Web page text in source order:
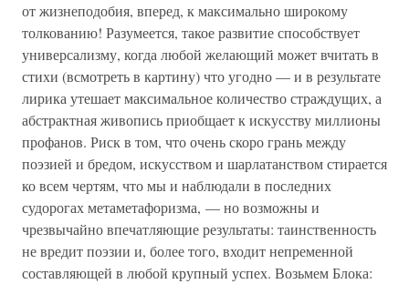
от жизнеподобия, вперед, к максимально широкому
толкованию! Разумеется, такое развитие способствует
универсализму, когда любой желающий может вчитать в
стихи (всмотреть в картину) что угодно — и в результате
лирика утешает максимальное количество страждущих, а
абстрактная живопись приобщает к искусству миллионы
профанов. Риск в том, что очень скоро грань между
поэзией и бредом, искусством и шарлатанством стирается
ко всем чертям, что мы и наблюдали в последних
судорогах метаметафоризма, — но возможны и
чрезвычайно впечатляющие результаты: таинственность
не вредит поэзии и, более того, входит непременной
составляющей в любой крупный успех. Возьмем Блока: